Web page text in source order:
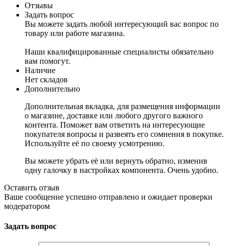
Отзывы
Задать вопрос
Вы можете задать любой интересующий вас вопрос по
товару или работе магазина.
Наши квалифицированные специалисты обязательно
вам помогут.
Наличие
Нет складов
Дополнительно
Дополнительная вкладка, для размещения информации
о магазине, доставке или любого другого важного
контента. Поможет вам ответить на интересующие
покупателя вопросы и развеять его сомнения в покупке.
Используйте её по своему усмотрению.
Вы можете убрать её или вернуть обратно, изменив
одну галочку в настройках компонента. Очень удобно.
Оставить отзыв
Ваше сообщение успешно отправлено и ожидает проверки
модератором
Задать вопрос